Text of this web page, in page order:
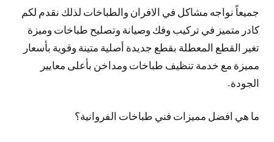
جميعاً نواجه مشاكل في الافران والطباخات لذلك نقدم لكم
كادر متميز في تركيب وفك وصيانة وتصليح طباخات وميزة
تغير القطع المعطلة بقطع جديدة أصلية متينة وقوية بأسعار
مميزة مع خدمة تنظيف طباخات ومداخن بأعلى معايير
الجودة.
ما هي افضل مميزات فني طباخات الفروانية؟